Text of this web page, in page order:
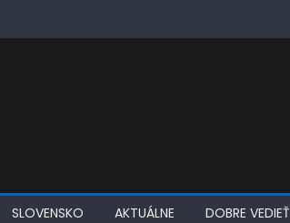
SLOVENSKO AKTUÁLNE DOBRE VEDIEŤ